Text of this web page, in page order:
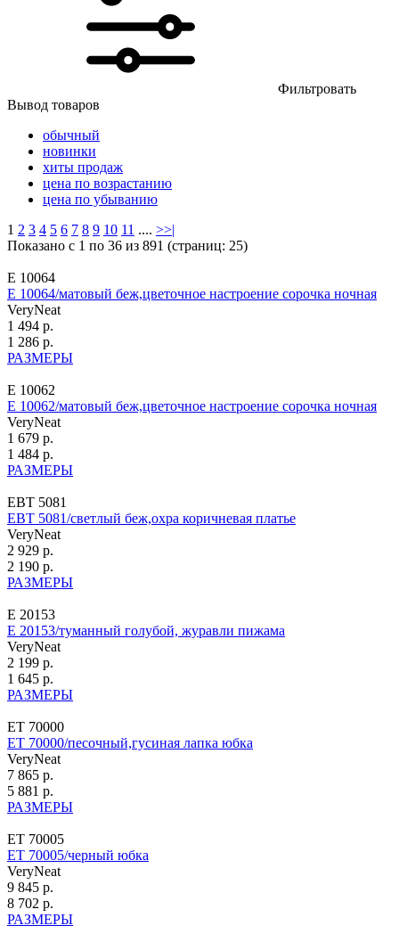
Фильтровать
Вывод товаров
обычный
новинки
хиты продаж
цена по возрастанию
цена по убыванию
1 2 3 4 5 6 7 8 9 10 11 .... >>|
Показано с 1 по 36 из 891 (страниц: 25)
Е 10064
Е 10064/матовый беж,цветочное настроение сорочка ночная
VeryNeat
1 494 р.
1 286 р.
РАЗМЕРЫ
Е 10062
Е 10062/матовый беж,цветочное настроение сорочка ночная
VeryNeat
1 679 р.
1 484 р.
РАЗМЕРЫ
ЕВТ 5081
ЕВТ 5081/светлый беж,охра коричневая платье
VeryNeat
2 929 р.
2 190 р.
РАЗМЕРЫ
Е 20153
Е 20153/туманный голубой, журавли пижама
VeryNeat
2 199 р.
1 645 р.
РАЗМЕРЫ
ЕТ 70000
ЕТ 70000/песочный,гусиная лапка юбка
VeryNeat
7 865 р.
5 881 р.
РАЗМЕРЫ
ЕТ 70005
ЕТ 70005/черный юбка
VeryNeat
9 845 р.
8 702 р.
РАЗМЕРЫ